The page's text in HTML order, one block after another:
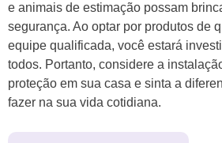
e animais de estimação possam
segurança. Ao optar por produtos de
equipe qualificada, você estará
todos. Portanto, considere a
proteção em sua casa e sinta a
fazer na sua vida cotidiana.